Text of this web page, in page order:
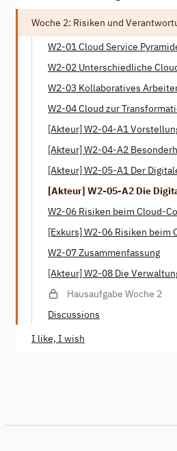
Woche 2: Risiken und
W2-01 Cloud Service
W2-02 Unterschiedliche
W2-03 Kollaboratives
W2-04 Cloud zur
[Akteur] W2-04-A1
[Akteur] W2-04-A2
[Akteur] W2-05-A1 Der
[Akteur] W2-05-A2 Die
W2-06 Risiken beim Cloud-
[Exkurs] W2-06 Risiken beim
W2-07 Zusammenfassung
[Akteur] W2-08 Die
Hausaufgabe Woche 2
Discussions
I like, I wish